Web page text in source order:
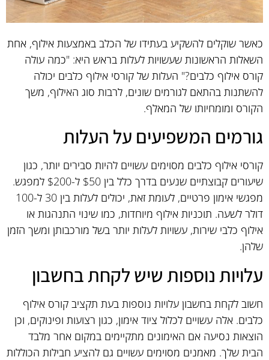
כאשר שוקלים להשקיע בעתידו של הכלב באמצעות אילוף, אחת
השאלות הראשונות שעשויות לעלות בראש היא: "כמה עולה
קורס אילוף כלבים?" העלות של קורסי אילוף כלבים יכולה
להשתנות בהתאם לגורמים שונים, לרבות סוג האילוף, משך
הקורס ומומחיותו של המאלף.
גורמים המשפיעים על העלות
קורסי אילוף כלבים מסוימים עשויים להיות סבירים יותר, כגון
שיעורים קבוצתיים שנעים בדרך כלל בין $50 ל-$200 למפגש.
מפגשי אימון פרטיים, לעומת זאת, יכולים לעלות בין 30 ל-100
דולר לשעה. תוכניות אילוף מיוחדות, כמו שינוי התנהגות או
אילוף כלבי שירות, עשויות לעלות יותר בשל מורכבותן ומשך הזמן
שלהן.
עלויות נוספות שיש לקחת בחשבון
חשוב לקחת בחשבון עלויות נוספות בעת תקציב קורס אילוף
כלבים. אלה עשויים לכלול ציוד אימון, כגון רצועות ופינוקים, וכן
הוצאות נסיעה אם האימונים מתקיימים במקום אחר מלבד
הבית שלך. מאמנים מסוימים עשויים גם להציע חבילות הכוללות